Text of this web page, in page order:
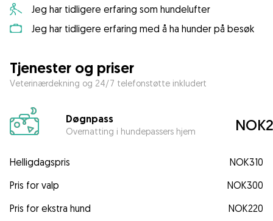
Jeg har tidligere erfaring som hundelufter
Jeg har tidligere erfaring med å ha hunder på besøk
Tjenester og priser
Veterinærdekning og 24/7 telefonstøtte inkludert
Døgnpass
Overnatting i hundepassers hjem
Helligdagspris
NOK310
Pris for valp
NOK300
Pris for ekstra hund
NOK220